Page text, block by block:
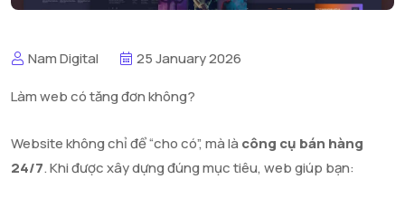
Nam Digital
25 January 2026
Làm web có tăng đơn không?
Website không chỉ để “cho có”, mà là công cụ bán hàng
24/7. Khi được xây dựng đúng mục tiêu, web giúp bạn: